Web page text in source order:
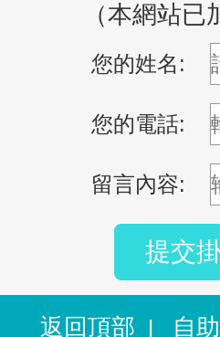
（本網站
您的姓名:
您的電話:
留言內容:
提交
返回頂部 | 自